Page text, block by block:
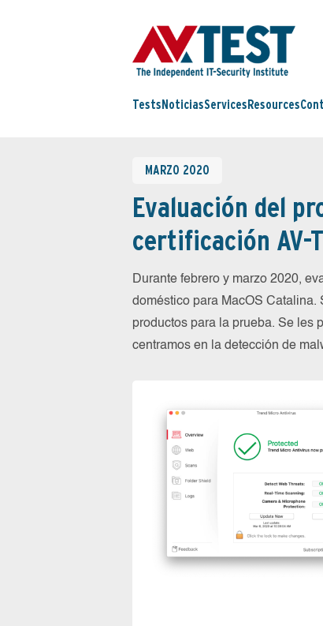
Tests NoticiasServices Resources
MARZO 2020
Evaluación del
certificación AV-
Durante febrero y marzo 2020,
doméstico para MacOS Catalina.
productos para la prueba. Se les
centramos en la detección de